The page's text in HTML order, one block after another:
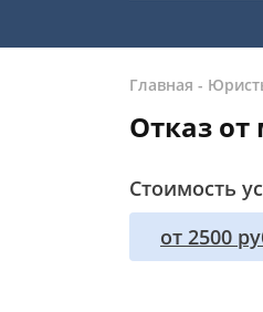
Главная -
Отказ
Стоимость
от 2500